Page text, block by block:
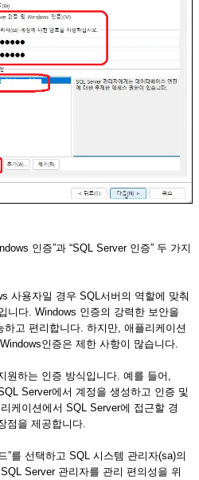
인증”과 “SQL Server 인증” 두 가지
사용자일 경우 SQL서버의 역할에 맞춰
니다. Windows 인증의 강력한 보안을
고 편리합니다. 하지만, 애플리케이션
인증은 제한 사항이 많습니다.
하는 인증 방식입니다. 예를 들어,
Server에서 계정을 생성하고 인증 및
케이션에서 SQL Server에 접근할 경
점을 제공합니다.
”를 선택하고 SQL 시스템 관리자(sa)의
Server 관리자를 관리 편의성을 위